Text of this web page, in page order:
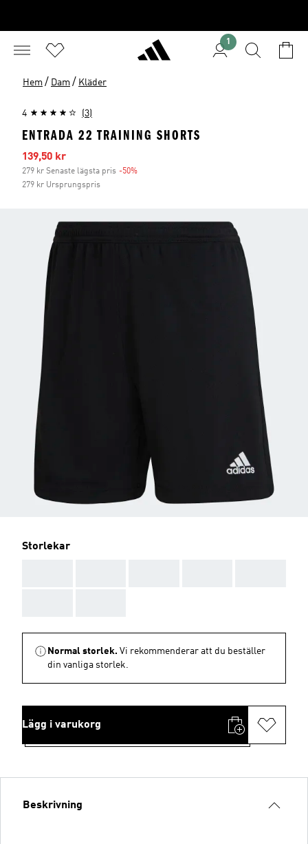
1
Hem / Dam / Kläder
4 (3)
ENTRADA 22 TRAINING SHORTS
Reapris
139,50 kr
279 kr Senaste lägsta pris -50%
279 kr Ursprungspris
Storlekar
Normal storlek. Vi rekommenderar att du beställer
din vanliga storlek.
Lägg i varukorg
Beskrivning